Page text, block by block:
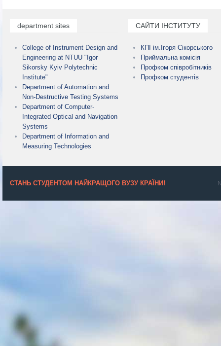
department sites
College of Instrument Design and
Engineering at NTUU "Igor
Sikorsky Kyiv Polytechnic
Institute"
Department of Automation and
Non-Destructive Testing Systems
Department of Computer-
Integrated Optical and Navigation
Systems
Department of Information and
Measuring Technologies
САЙТИ ІНСТИТУТУ
КПІ ім.Ігоря Сікорського
Приймальна комісія
Профком співробітників
Профком студентів
СТАНЬ СТУДЕНТОМ НАЙКРАЩОГО ВУЗУ КРАЇНИ!